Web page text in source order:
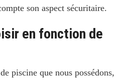
son aspect sécuritaire.
en fonction de
piscine que nous possédons,